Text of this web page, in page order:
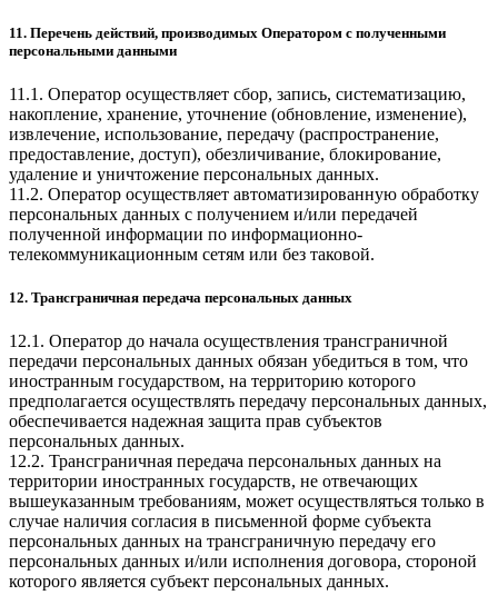
11. Перечень действий, производимых Оператором с полученными
персональными данными
11.1. Оператор осуществляет сбор, запись, систематизацию,
накопление, хранение, уточнение (обновление, изменение),
извлечение, использование, передачу (распространение,
предоставление, доступ), обезличивание, блокирование,
удаление и уничтожение персональных данных.
11.2. Оператор осуществляет автоматизированную обработку
персональных данных с получением и/или передачей
полученной информации по информационно-
телекоммуникационным сетям или без таковой.
12. Трансграничная передача персональных данных
12.1. Оператор до начала осуществления трансграничной
передачи персональных данных обязан убедиться в том, что
иностранным государством, на территорию которого
предполагается осуществлять передачу персональных данных,
обеспечивается надежная защита прав субъектов
персональных данных.
12.2. Трансграничная передача персональных данных на
территории иностранных государств, не отвечающих
вышеуказанным требованиям, может осуществляться только в
случае наличия согласия в письменной форме субъекта
персональных данных на трансграничную передачу его
персональных данных и/или исполнения договора, стороной
которого является субъект персональных данных.